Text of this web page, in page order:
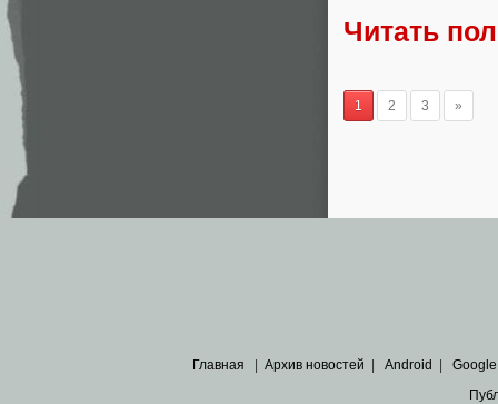
Читать
1 2 3 »
Главная Архив новостей Android Google